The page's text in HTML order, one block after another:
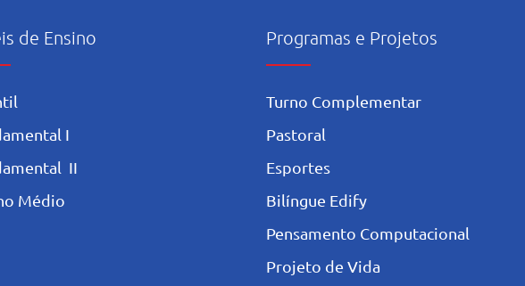
de Ensino
I
II
Médio
Programas e Projetos
Turno Complementar
Pastoral
Esportes
Bilíngue Edify
Pensamento Computacional
Projeto de Vida